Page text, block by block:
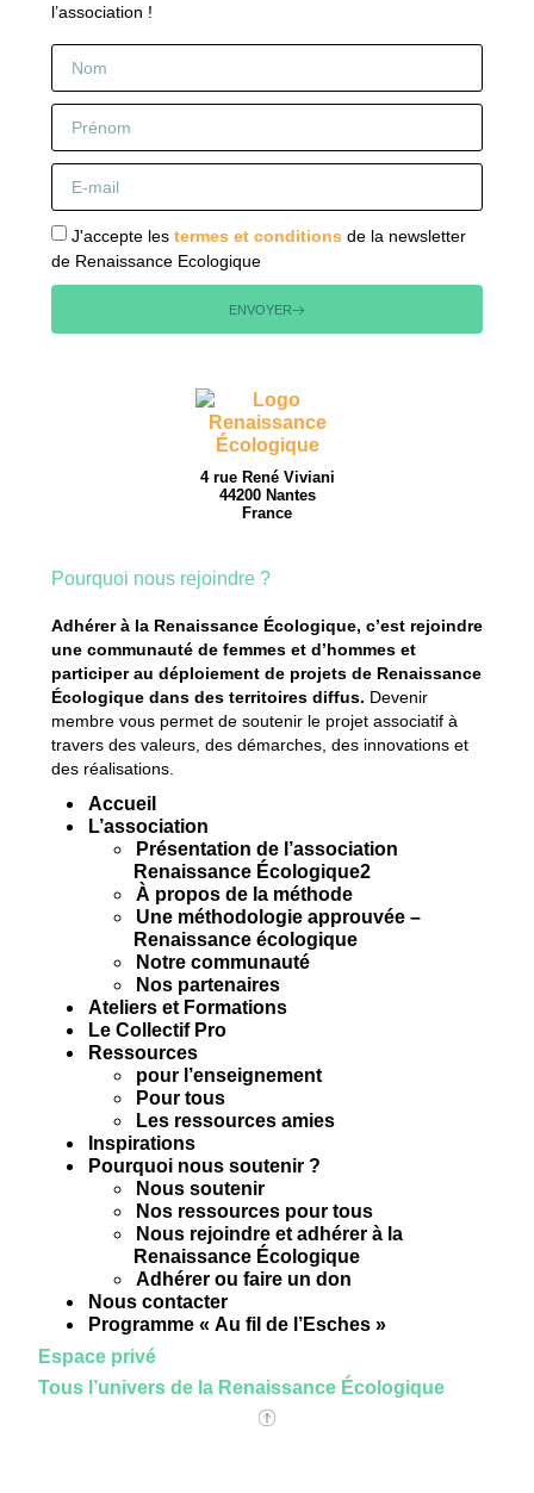
l’association !
J'accepte les termes et conditions de la newsletter
de Renaissance Ecologique
ENVOYER
4 rue René Viviani
44200 Nantes
France
Pourquoi nous rejoindre ?
Adhérer à la Renaissance Écologique, c’est rejoindre
une communauté de femmes et d’hommes et
participer au déploiement de projets de Renaissance
Écologique dans des territoires diffus. Devenir
membre vous permet de soutenir le projet associatif à
travers des valeurs, des démarches, des innovations et
des réalisations.
Accueil
L’association
Présentation de l’association
Renaissance Écologique2
À propos de la méthode
Une méthodologie approuvée –
Renaissance écologique
Notre communauté
Nos partenaires
Ateliers et Formations
Le Collectif Pro
Ressources
pour l’enseignement
Pour tous
Les ressources amies
Inspirations
Pourquoi nous soutenir ?
Nous soutenir
Nos ressources pour tous
Nous rejoindre et adhérer à la
Renaissance Écologique
Adhérer ou faire un don
Nous contacter
Programme « Au fil de l’Esches »
Espace privé
Tous l’univers de la Renaissance Écologique